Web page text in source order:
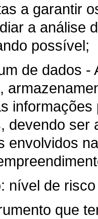
a garantir
a análise
possível;
de dados
devendo
envolvidos
nível de
que